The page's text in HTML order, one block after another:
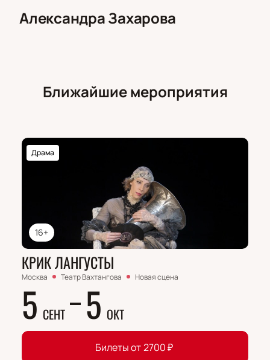
Александра Захарова
Ближайшие мероприятия
16+
Драма
КРИК ЛАНГУСТЫ
Москва Театр Вахтангова Новая сцена
5 СЕНТ 5 ОКТ
Билеты от 2700₽